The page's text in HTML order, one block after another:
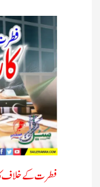
فطرت کے خلاف